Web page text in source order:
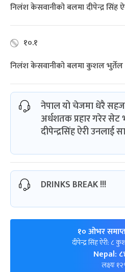
निलंश केसवानीको बलमा दीपेन्द्र सिंह
१०.१
निलंश केसवानीको बलमा कुशल भुर्तेल
नेपाल यो चेजमा धेरै
अर्धशतक प्रहार गरेर
दीपेन्द्रसिंह ऐरी उनलाई
DRINKS BREAK !!!
१० ओभर
दीपेन्द्र सिंह ऐरी: ८
Nepal:
लक्ष्यः